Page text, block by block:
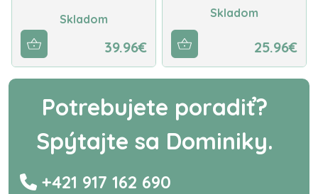
Skladom
39.96€
Skladom
25.96€
Potrebujete poradiť?
Spýtajte sa Dominiky.
+421 917 162 690